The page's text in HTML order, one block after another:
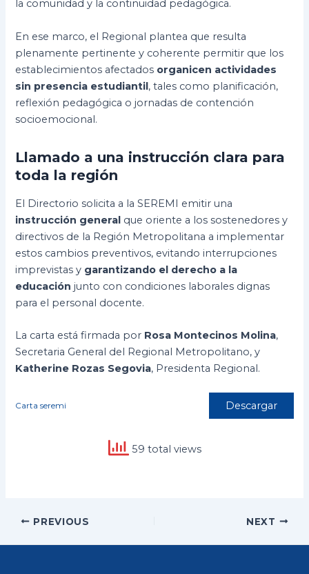
la comunidad y la continuidad pedagógica.
En ese marco, el Regional plantea que resulta
plenamente pertinente y coherente permitir que los
establecimientos afectados organicen actividades
sin presencia estudiantil, tales como planificación,
reflexión pedagógica o jornadas de contención
socioemocional.
Llamado a una instrucción clara para
toda la región
El Directorio solicita a la SEREMI emitir una
instrucción general que oriente a los sostenedores y
directivos de la Región Metropolitana a implementar
estos cambios preventivos, evitando interrupciones
imprevistas y garantizando el derecho a la
educación junto con condiciones laborales dignas
para el personal docente.
La carta está firmada por Rosa Montecinos Molina,
Secretaria General del Regional Metropolitano, y
Katherine Rozas Segovia, Presidenta Regional.
Carta seremi Descargar
59 total views
Post PREVIOUS NEXT